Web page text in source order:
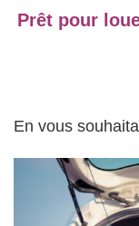
Prêt pour
En vous